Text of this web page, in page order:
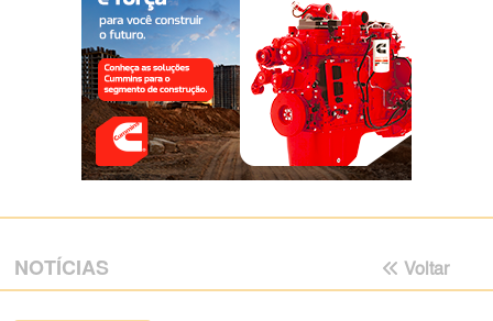
NOTÍCIAS Voltar